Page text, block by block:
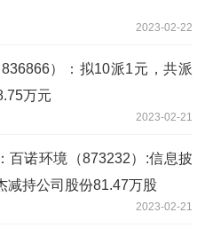
2023-02-22
）：拟10派1元，共派
万元
2023-02-21
百诺环境（873232）:信息披
减持公司股份81.47万股
2023-02-21